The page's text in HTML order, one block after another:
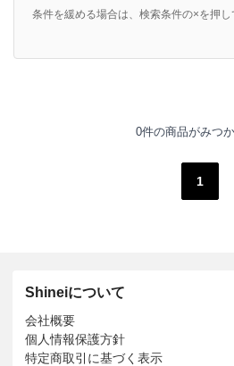
条件を緩める場合は、検索条件の×を押し
0件の商品がみつ
1
Shineiについて
会社概要
個人情報保護方針
特定商取引に基づく表示